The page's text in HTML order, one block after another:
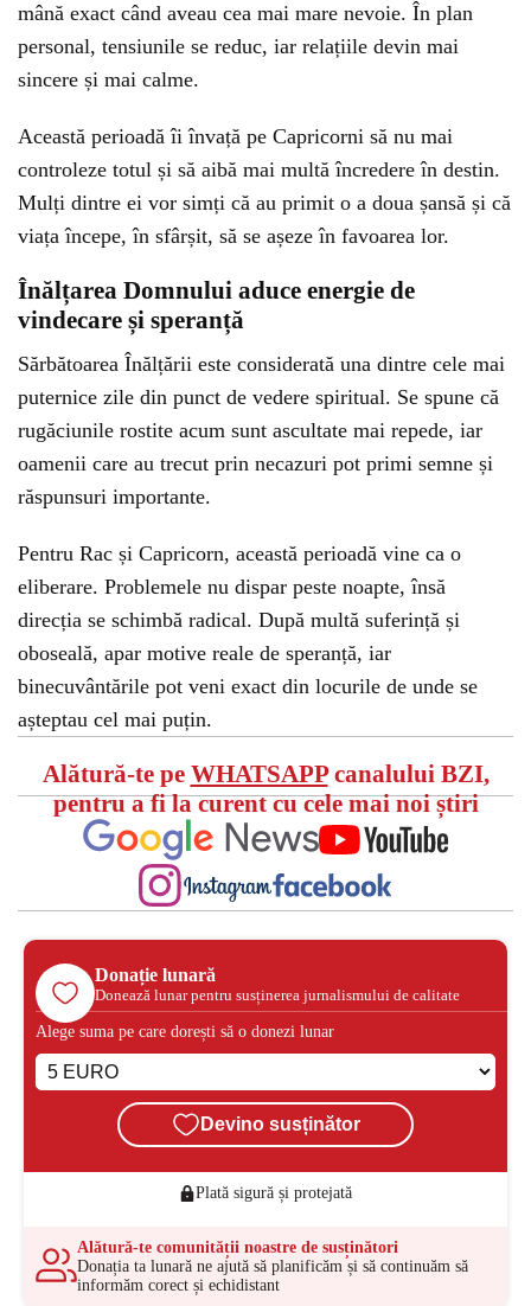
mână exact când aveau cea mai mare nevoie. În plan
personal, tensiunile se reduc, iar relațiile devin mai
sincere și mai calme.
Această perioadă îi învață pe Capricorni să nu mai
controleze totul și să aibă mai multă încredere în destin.
Mulți dintre ei vor simți că au primit o a doua șansă și că
viața începe, în sfârșit, să se așeze în favoarea lor.
Înălțarea Domnului aduce energie de
vindecare și speranță
Sărbătoarea Înălțării este considerată una dintre cele mai
puternice zile din punct de vedere spiritual. Se spune că
rugăciunile rostite acum sunt ascultate mai repede, iar
oamenii care au trecut prin necazuri pot primi semne și
răspunsuri importante.
Pentru Rac și Capricorn, această perioadă vine ca o
eliberare. Problemele nu dispar peste noapte, însă
direcția se schimbă radical. După multă suferință și
oboseală, apar motive reale de speranță, iar
binecuvântările pot veni exact din locurile de unde se
așteptau cel mai puțin.
Alătură-te pe WHATSAPPcanalului BZI,
pentru a fi la curent cu cele mai noi știri
Donație lunară
Donează lunar pentru susținerea jurnalismului de calitate
Alege suma pe care dorești să o donezi lunar
Devino susținător
Plată sigură și protejată
Alătură-te comunității noastre de susținători
Donația ta lunară ne ajută să planificăm și să continuăm să
informăm corect și echidistant